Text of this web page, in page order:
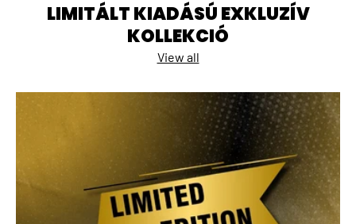
LIMITÁLT KIADÁSÚ EXKLUZÍV
KOLLEKCIÓ
View all